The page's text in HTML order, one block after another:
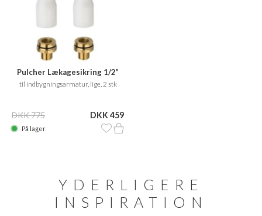
Pulcher Lækagesikring 1/2”
til indbygningsarmatur, lige, 2 stk
DKK 775 DKK 459
På lager
YDERLIGERE
INSPIRATION